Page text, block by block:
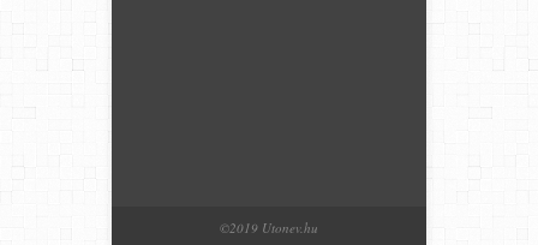
©2019 Utonev.hu